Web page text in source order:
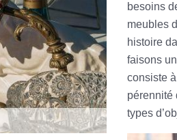
besoins
meubles
histoire
faisons
consiste
pérennité
types